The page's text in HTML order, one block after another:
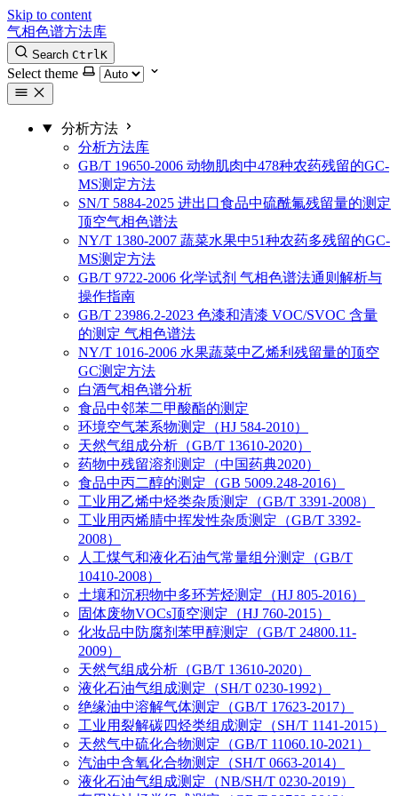
Skip to content
气相色谱方法库
Search CtrlK
Select theme
分析方法
分析方法库
GB/T 19650-2006 动物肌肉中478种农药残留的GC-
MS测定方法
SN/T 5884-2025 进出口食品中硫酰氟残留量的测定
顶空气相色谱法
NY/T 1380-2007 蔬菜水果中51种农药多残留的GC-
MS测定方法
GB/T 9722-2006 化学试剂 气相色谱法通则解析与
操作指南
GB/T 23986.2-2023 色漆和清漆 VOC/SVOC 含量
的测定 气相色谱法
NY/T 1016-2006 水果蔬菜中乙烯利残留量的顶空
GC测定方法
白酒气相色谱分析
食品中邻苯二甲酸酯的测定
环境空气苯系物测定（HJ 584-2010）
天然气组成分析（GB/T 13610-2020）
药物中残留溶剂测定（中国药典2020）
食品中丙二醇的测定（GB 5009.248-2016）
工业用乙烯中烃类杂质测定（GB/T 3391-2008）
工业用丙烯腈中挥发性杂质测定（GB/T 3392-
2008）
人工煤气和液化石油气常量组分测定（GB/T
10410-2008）
土壤和沉积物中多环芳烃测定（HJ 805-2016）
固体废物VOCs顶空测定（HJ 760-2015）
化妆品中防腐剂苯甲醇测定（GB/T 24800.11-
2009）
天然气组成分析（GB/T 13610-2020）
液化石油气组成测定（SH/T 0230-1992）
绝缘油中溶解气体测定（GB/T 17623-2017）
工业用裂解碳四烃类组成测定（SH/T 1141-2015）
天然气中硫化合物测定（GB/T 11060.10-2021）
汽油中含氧化合物测定（SH/T 0663-2014）
液化石油气组成测定（NB/SH/T 0230-2019）